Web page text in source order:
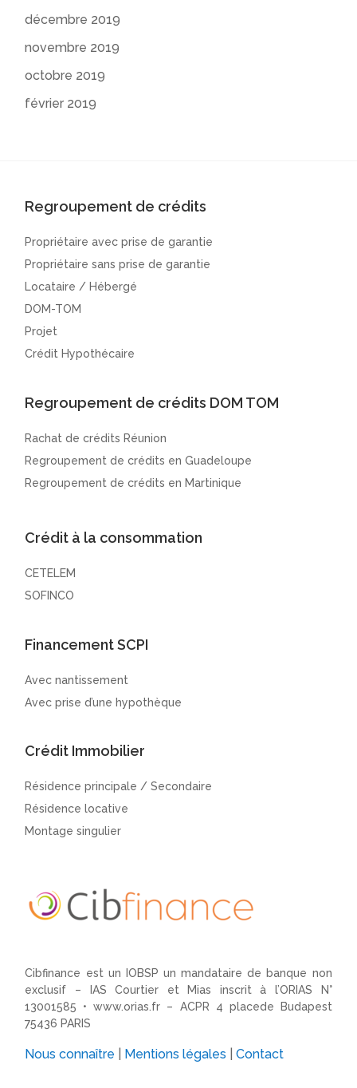
décembre 2019
novembre 2019
octobre 2019
février 2019
Regroupement de crédits
Propriétaire avec prise de garantie
Propriétaire sans prise de garantie
Locataire / Hébergé
DOM-TOM
Projet
Crédit Hypothécaire
Regroupement de crédits DOM TOM
Rachat de crédits Réunion
Regroupement de crédits en Guadeloupe
Regroupement de crédits en Martinique
Crédit à la consommation
CETELEM
SOFINCO
Financement SCPI
Avec nantissement
Avec prise d’une hypothèque
Crédit Immobilier
Résidence principale / Secondaire
Résidence locative
Montage singulier
Cibfinance est un IOBSP un mandataire de banque non
exclusif – IAS Courtier et Mias inscrit à l’ORIAS N°
13001585 •www.orias.fr – ACPR 4 placede Budapest
75436 PARIS
Nous connaître Mentions légales |Contact